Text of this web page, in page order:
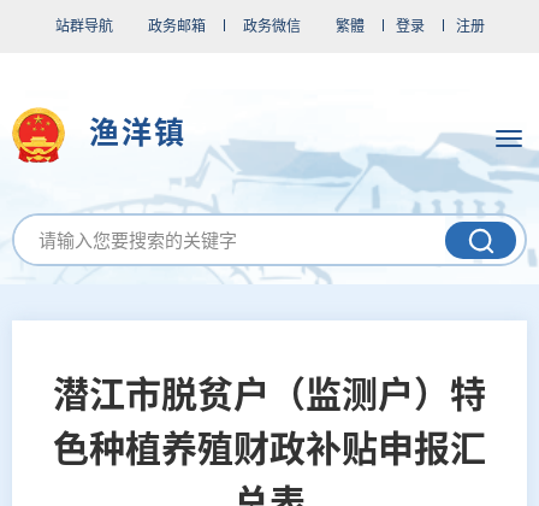
站群导航 政务邮箱 政务微信 繁體 登录 注册
渔洋镇
潜江市脱贫户（监测户）特
色种植养殖财政补贴申报汇